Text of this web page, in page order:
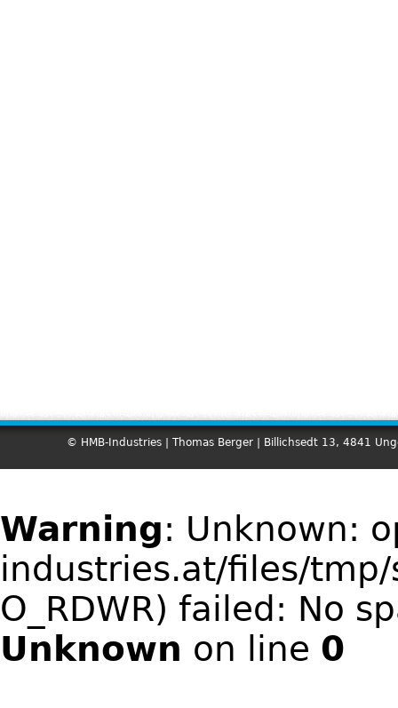
© HMB-Industries | Thomas Berger | Billichsedt 13, 4841
Warning: Unknown:
industries.at/files/
O_RDWR) failed: No
Unknown on line 0